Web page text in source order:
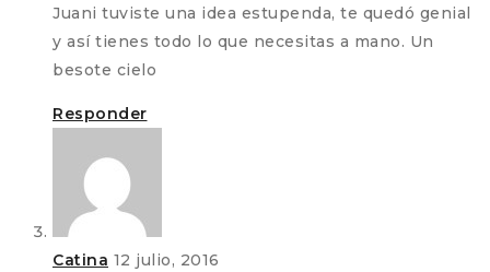
Juani tuviste una idea estupenda, te quedó genial
y así tienes todo lo que necesitas a mano. Un
besote cielo
Responder
Catina 12 julio, 2016